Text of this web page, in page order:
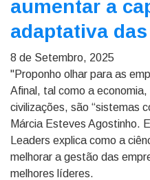
aumentar a
adaptativa
8 de Setembro, 2025
"Proponho olhar para as
Afinal, tal como a
civilizações, são “sistemas
Márcia Esteves Agostinho.
Leaders explica como a
melhorar a gestão das
melhores líderes.